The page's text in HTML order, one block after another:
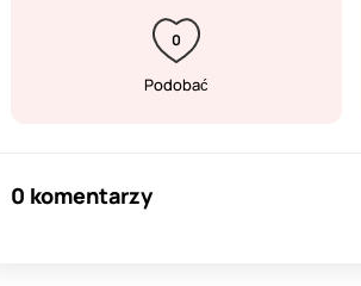
0
Podobać
0 komentarzy